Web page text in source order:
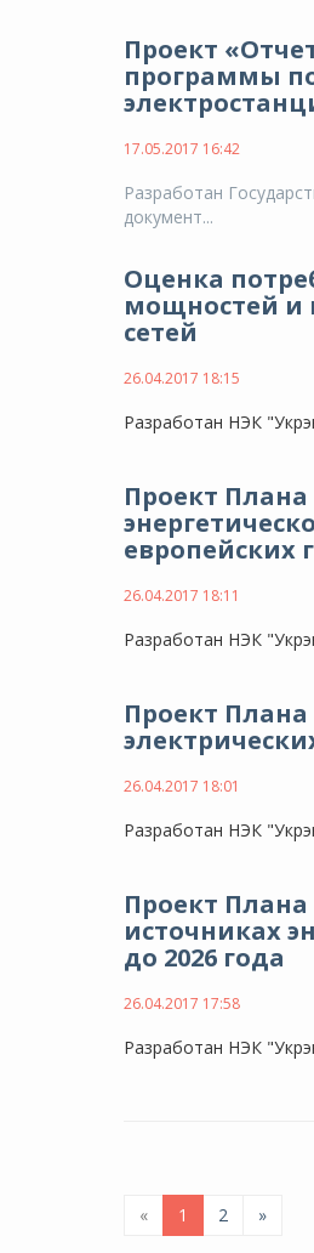
Проект
программы
17.05.2017 16:42
Разработан
документ...
Оценка
мощностей и
сетей
26.04.2017 18:15
Разработан НЭК
Проект
европейских
26.04.2017 18:11
Разработан НЭК
Проект
26.04.2017 18:01
Разработан НЭК
Проект
источниках
до 2026 года
26.04.2017 17:58
Разработан НЭК
« 1 2 »